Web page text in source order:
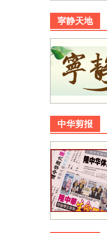
寜静天地
中华剪报